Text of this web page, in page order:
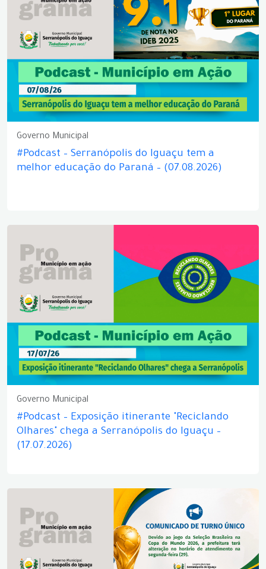
Governo Municipal
#Podcast – Serranópolis do Iguaçu tem a
melhor educação do Paraná – (07.08.2026)
Governo Municipal
#Podcast – Exposição itinerante "Reciclando
Olhares" chega a Serranópolis do Iguaçu –
(17.07.2026)